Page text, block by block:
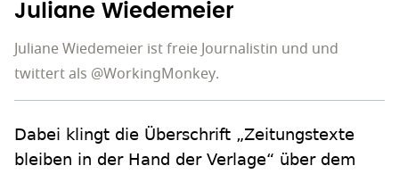
Juliane Wiedemeier
Juliane Wiedemeier ist freie Journalistin und und
twittert als @WorkingMonkey.
Dabei klingt die Überschrift „Zeitungstexte
bleiben in der Hand der Verlage“ über dem